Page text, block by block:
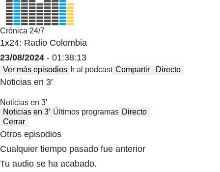
Crónica 24/7
1x24: Radio Colombia
23/08/2024 - 01:38:13
Ver más episodios Ir al podcast Compartir Directo
Noticias en 3′
Noticias en 3′
Noticias en 3′ Últimos programas Directo
Cerrar
Otros episodios
Cualquier tiempo pasado fue anterior
Tu audio se ha acabado.